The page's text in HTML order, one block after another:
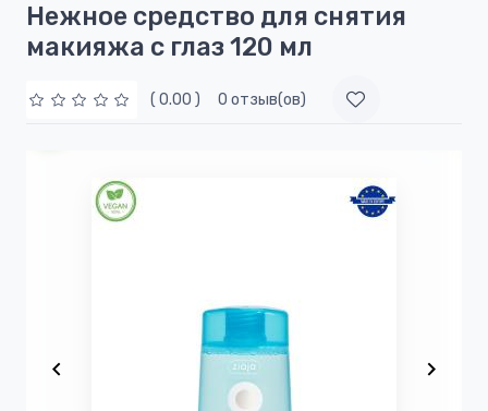
Нежное средство для снятия
макияжа с глаз 120 мл
( 0.00 ) 0 отзыв(ов)